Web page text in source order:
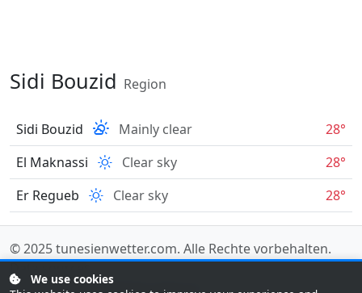
Sidi Bouzid Region
Sidi Bouzid Mainly clear
28°
El Maknassi
Clear sky
28°
Er Regueb
Clear sky 28°
© 2025tunesienwetter.com. Alle Rechte vorbehalten.
Last updated: 08/08/2026 18:00 UTC
We use cookies